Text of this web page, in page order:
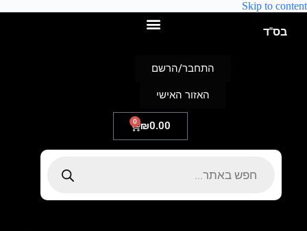
Skip to content
בס"ד
₪0.00
0
התחבר/הרשם
האזור האישי